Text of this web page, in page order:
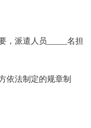
，派遣人员_____名担
依法制定的规章制